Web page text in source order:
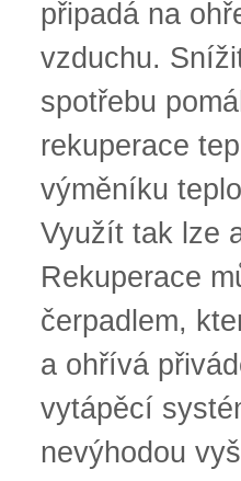
připadá na
vzduchu.
spotřebu
rekuperace
výměníku
Využít tak lze
Rekuperace
čerpadlem,
a ohřívá
vytápěcí
nevýhodou